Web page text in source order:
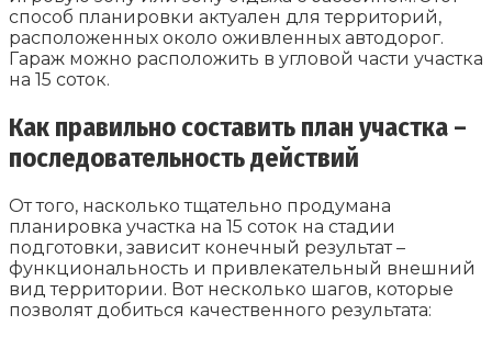
способ планировки актуален для территорий,
расположенных около оживленных автодорог.
Гараж можно расположить в угловой части участка
на 15 соток.
Как правильно составить план участка –
последовательность действий
От того, насколько тщательно продумана
планировка участка на 15 соток на стадии
подготовки, зависит конечный результат –
функциональность и привлекательный внешний
вид территории. Вот несколько шагов, которые
позволят добиться качественного результата: